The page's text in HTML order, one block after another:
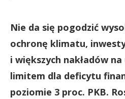
Nie da się pogodzić
ochronę klimatu,
i większych nakładów
limitem dla deficytu
poziomie 3 proc. PKB.